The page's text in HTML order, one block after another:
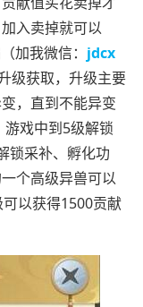
入卖掉就可以
加我微信： jdcx
级获取，升级主要
，直到不能异变
戏中到5级解锁
锁采补、孵化功
个高级异兽可以
以获得1500贡献